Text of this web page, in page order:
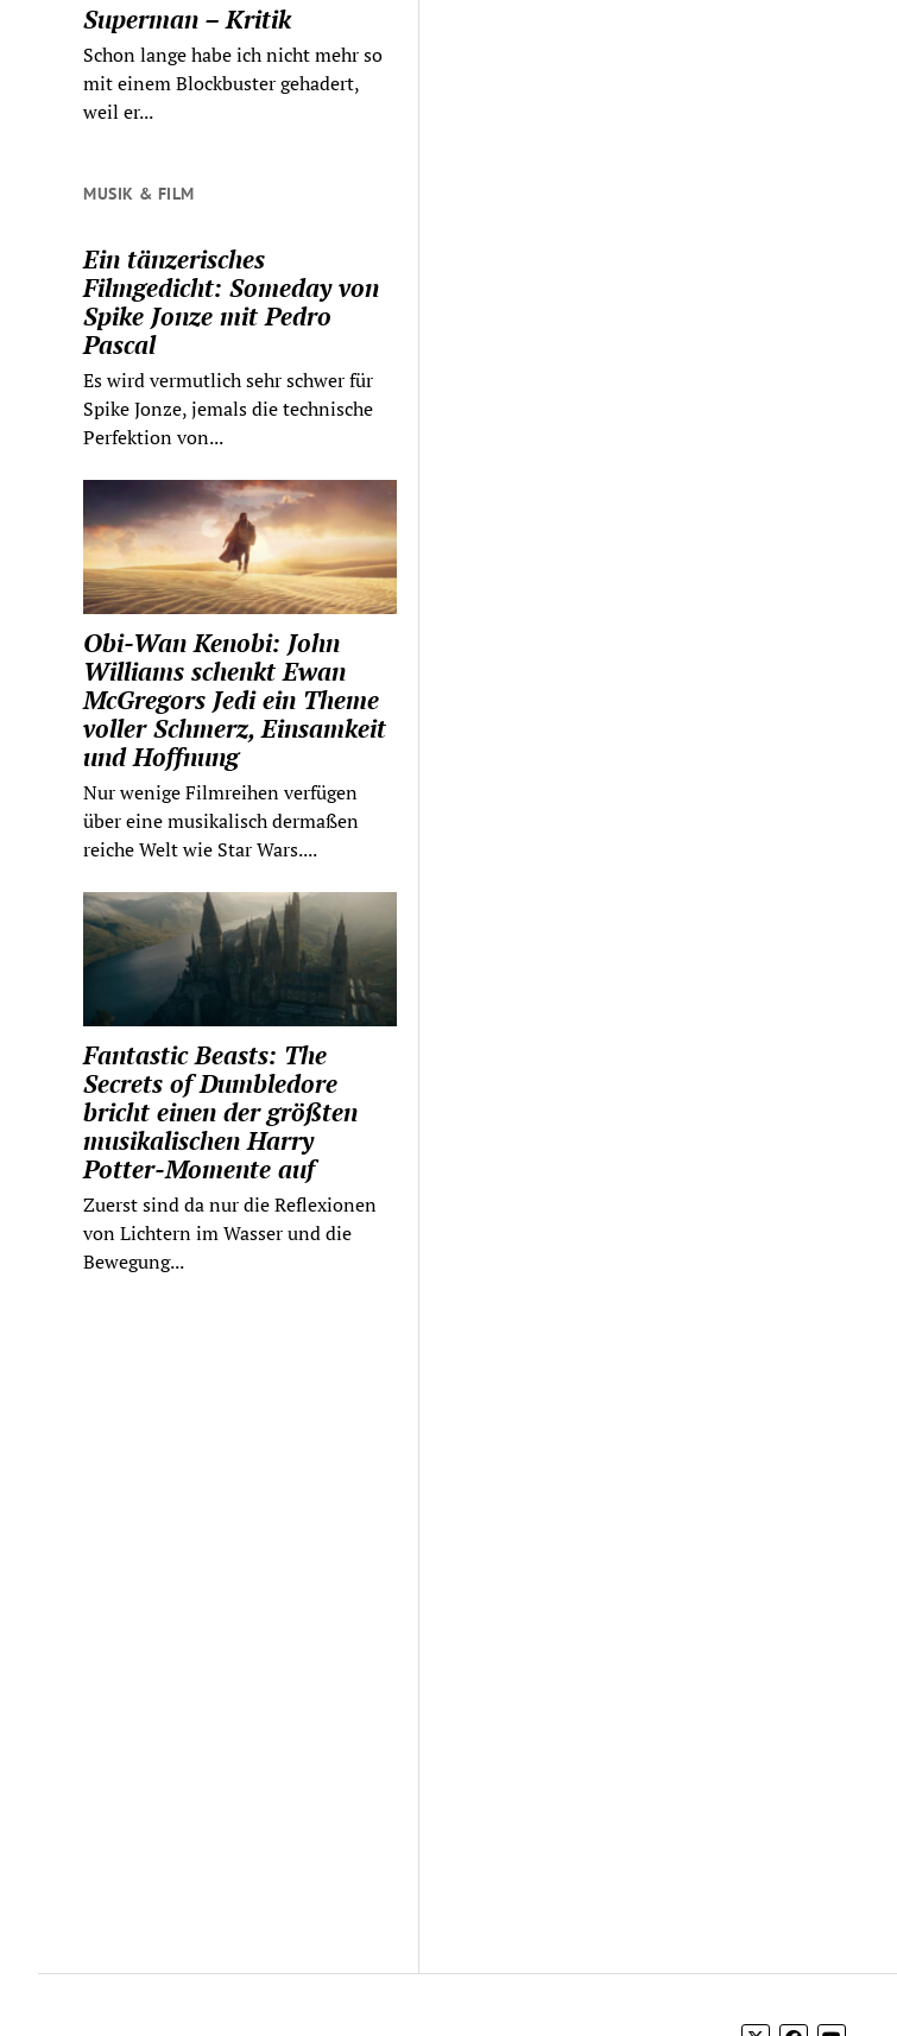
Superman – Kritik
Schon lange habe ich nicht mehr so
mit einem Blockbuster gehadert,
weil er...
MUSIK & FILM
Ein tänzerisches
Filmgedicht: Someday von
Spike Jonze mit Pedro
Pascal
Es wird vermutlich sehr schwer für
Spike Jonze, jemals die technische
Perfektion von...
Obi-Wan Kenobi: John
Williams schenkt Ewan
McGregors Jedi ein Theme
voller Schmerz, Einsamkeit
und Hoffnung
Nur wenige Filmreihen verfügen
über eine musikalisch dermaßen
reiche Welt wie Star Wars....
Fantastic Beasts: The
Secrets of Dumbledore
bricht einen der größten
musikalischen Harry
Potter-Momente auf
Zuerst sind da nur die Reflexionen
von Lichtern im Wasser und die
Bewegung...